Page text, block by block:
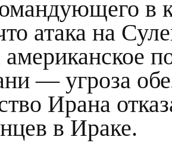
в
атака на
американское
— угроза
Ирана
в Ираке.